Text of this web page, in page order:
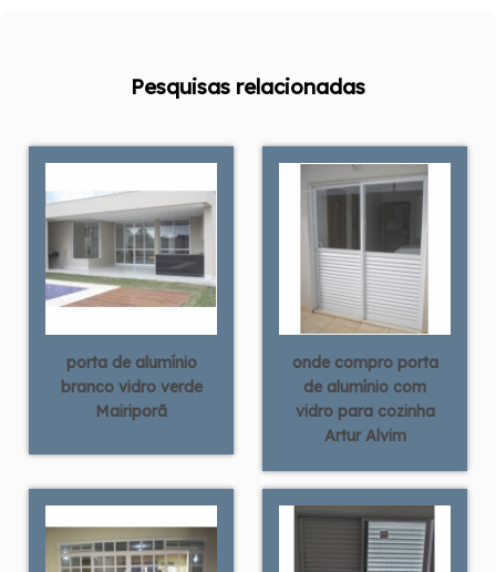
Pesquisas relacionadas
porta de alumínio
branco vidro verde
Mairiporã
onde compro porta
de alumínio com
vidro para cozinha
Artur Alvim